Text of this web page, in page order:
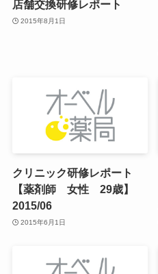
店舗交換研修レポート
2015年8月1日
クリニック研修レポート
【薬剤師 女性 29歳】
2015/06
2015年6月1日